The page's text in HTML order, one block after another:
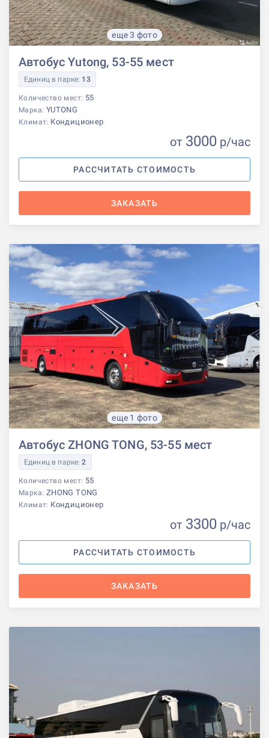
еще 3 фото
Автобус Yutong, 53-55 мест
Единиц в парке: 13
Количество мест: 55
Марка: YUTONG
Климат: Кондиционер
от 3000 р/час
РАССЧИТАТЬ СТОИМОСТЬ
ЗАКАЗАТЬ
еще 1 фото
Автобус ZHONG TONG, 53-55 мест
Единиц в парке:2
Количество мест: 55
Марка: ZHONG TONG
Климат: Кондиционер
от 3300 р/час
РАССЧИТАТЬ СТОИМОСТЬ
ЗАКАЗАТЬ